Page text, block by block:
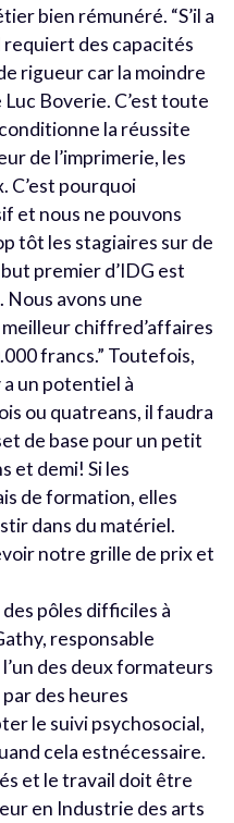
bien rémunéré. “S’il a
requiert des capacités
rigueur car la moindre
Boverie. C’est toute
la réussite
de l’imprimerie, les
C’est pourquoi
et nous ne pouvons
tôt les stagiaires sur de
premier d’IDG est
avons une
chiffred’affaires
francs.” Toutefois,
a un potentiel à
ou quatreans, il faudra
de base pour un petit
et demi! Si les
de formation, elles
dans du matériel.
notre grille de prix et
pôles difficiles à
responsable
des deux formateurs
par des heures
le suivi psychosocial,
cela estnécessaire.
et le travail doit être
en Industrie des arts